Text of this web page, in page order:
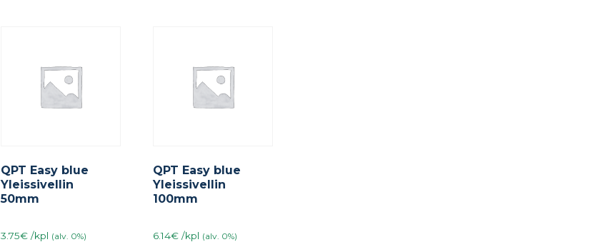
QPT Easy blue
Yleissivellin
50mm
3.75€ /kpl (alv. 0%)
QPT Easy blue
Yleissivellin
100mm
6.14€ /kpl (alv. 0%)